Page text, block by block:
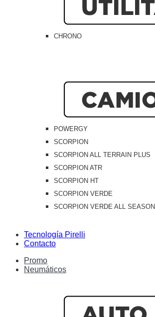
CHRONO
POWERGY
SCORPION
SCORPION ALL TERRAIN PLUS
SCORPION ATR
SCORPION HT
SCORPION VERDE
SCORPION VERDE ALL SEASON
Tecnología Pirelli
Contacto
Promo
Neumáticos